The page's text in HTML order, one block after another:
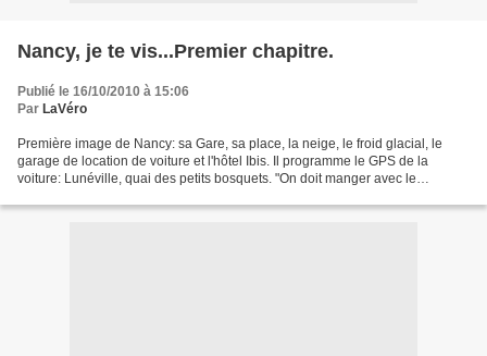
Nancy, je te vis...Premier chapitre.
Publié le 16/10/2010 à 15:06
Par LaVéro
Première image de Nancy: sa Gare, sa place, la neige, le froid glacial, le
garage de location de voiture et l'hôtel Ibis. Il programme le GPS de la
voiture: Lunéville, quai des petits bosquets. "On doit manger avec le